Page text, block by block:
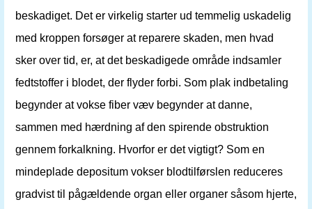
beskadiget. Det er virkelig starter ud temmelig uskadelig
med kroppen forsøger at reparere skaden, men hvad
sker over tid, er, at det beskadigede område indsamler
fedtstoffer i blodet, der flyder forbi. Som plak indbetaling
begynder at vokse fiber væv begynder at danne,
sammen med hærdning af den spirende obstruktion
gennem forkalkning. Hvorfor er det vigtigt? Som en
mindeplade depositum vokser blodtilførslen reduceres
gradvist til pågældende organ eller organer såsom hjerte,